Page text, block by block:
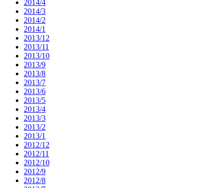
2014/4
2014/3
2014/2
2014/1
2013/12
2013/11
2013/10
2013/9
2013/8
2013/7
2013/6
2013/5
2013/4
2013/3
2013/2
2013/1
2012/12
2012/11
2012/10
2012/9
2012/8